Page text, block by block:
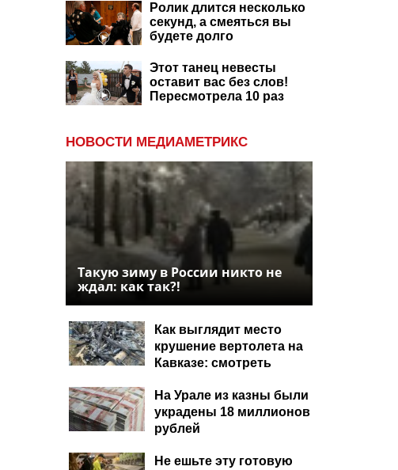
Ролик длится несколько
секунд, а смеяться вы
будете долго
Этот танец невесты
оставит вас без слов!
Пересмотрела 10 раз
НОВОСТИ МЕДИАМЕТРИКС
Такую зиму в России никто не
ждал: как так?!
Как выглядит место
крушение вертолета на
Кавказе: смотреть
На Урале из казны были
украдены 18 миллионов
рублей
Не ешьте эту готовую